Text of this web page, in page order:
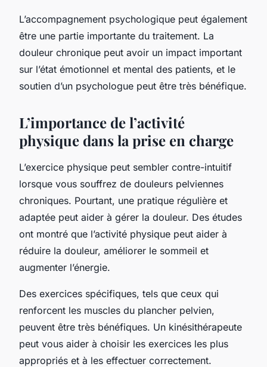
L’accompagnement psychologique peut également
être une partie importante du traitement. La
douleur chronique peut avoir un impact important
sur l’état émotionnel et mental des patients, et le
soutien d’un psychologue peut être très bénéfique.
L’importance de l’activité
physique dans la prise en charge
L’exercice physique peut sembler contre-intuitif
lorsque vous souffrez de douleurs pelviennes
chroniques. Pourtant, une pratique régulière et
adaptée peut aider à gérer la douleur. Des études
ont montré que l’activité physique peut aider à
réduire la douleur, améliorer le sommeil et
augmenter l’énergie.
Des exercices spécifiques, tels que ceux qui
renforcent les muscles du plancher pelvien,
peuvent être très bénéfiques. Un kinésithérapeute
peut vous aider à choisir les exercices les plus
appropriés et à les effectuer correctement.